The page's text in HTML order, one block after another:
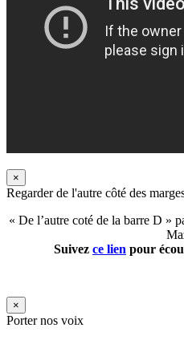
×
Regarder de l'autre côté des
« De l’autre coté de la barre D »
Suivez ce lien pour
×
Porter nos voix